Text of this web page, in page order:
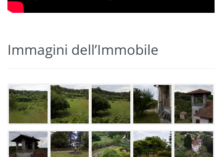
Immagini dell’Immobile